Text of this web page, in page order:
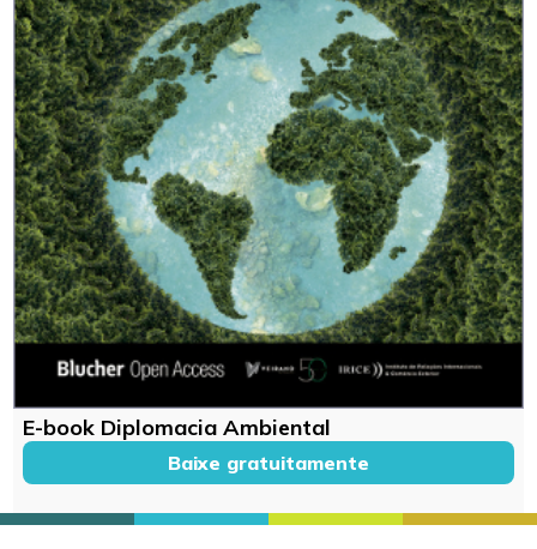
E-book Diplomacia Ambiental
Baixe gratuitamente